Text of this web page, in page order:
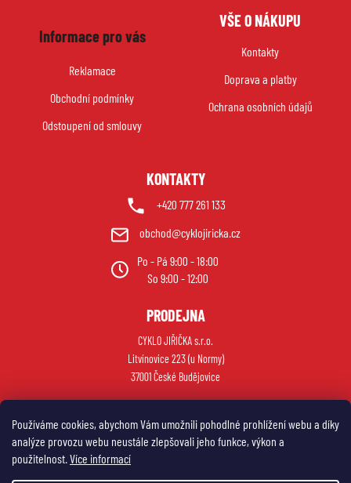
Používáme cookies, abychom Vám umožnili pohodlné prohlížení webu a díky
analýze provozu webu neustále zlepšovali jeho funkce, výkon a
použitelnost.Více informací
Informace pro vás
Reklamace
Obchodní podmínky
Odstoupení od smlouvy
VŠE O NÁKUPU
Kontakty
Doprava a platby
Ochrana osobních údajů
KONTAKTY
+420 777 261 133
obchod@cyklojiricka.cz
Po - Pá 9:00 - 18:00
So 9:00 - 12:00
PRODEJNA
CYKLO JIŘIČKA s.r.o.
Litvínovice 223 (u Normy)
37001 České Budějovice